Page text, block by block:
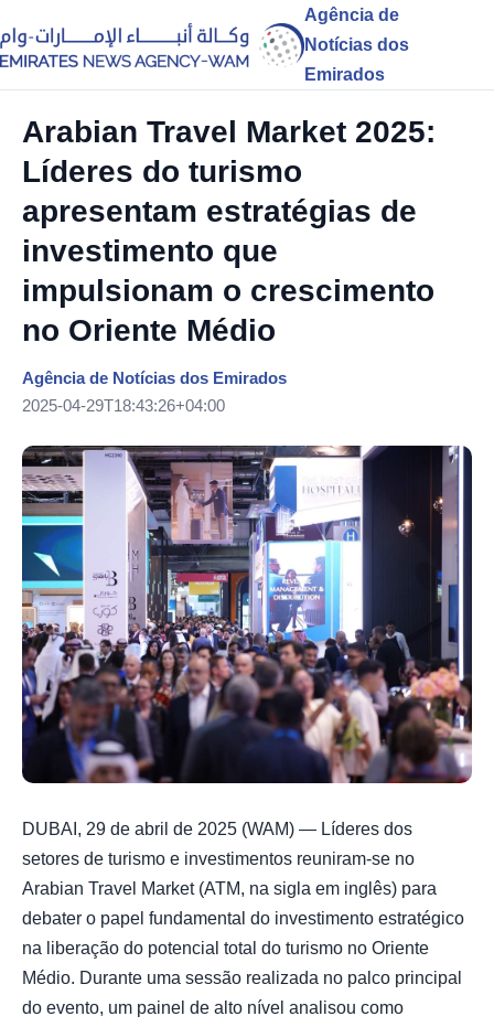
Agência de
Notícias dos
Emirados
Arabian Travel Market 2025:
Líderes do turismo
apresentam estratégias de
investimento que
impulsionam o crescimento
no Oriente Médio
Agência de Notícias dos Emirados
2025-04-29T18:43:26+04:00
DUBAI, 29 de abril de 2025 (WAM) — Líderes dos
setores de turismo e investimentos reuniram-se no
Arabian Travel Market (ATM, na sigla em inglês) para
debater o papel fundamental do investimento estratégico
na liberação do potencial total do turismo no Oriente
Médio. Durante uma sessão realizada no palco principal
do evento, um painel de alto nível analisou como